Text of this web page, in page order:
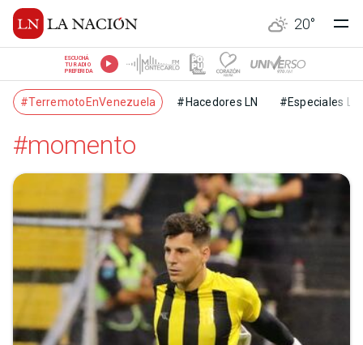
20°
ESCUCHÁ
TU RADIO
PREFERIDA
#TerremotoEnVenezuela #Hacedores LN #Especiales LN
#momento